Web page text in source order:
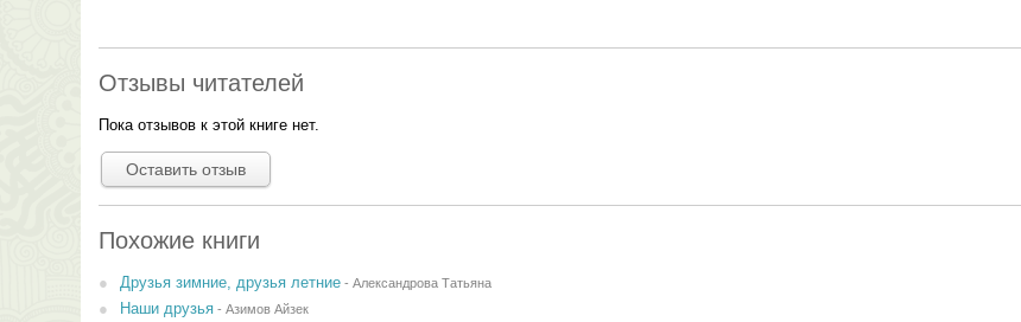
Отзывы читателей
Пока отзывов к этой книге нет.
Оставить отзыв
Похожие книги
Друзья зимние, друзья летние- Александрова Татьяна
Наши друзья- Азимов Айзек